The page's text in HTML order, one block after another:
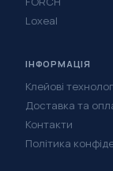
Loxeal
ІНФОРМАЦІЯ
Клейові
Доставка та
Контакти
Політика